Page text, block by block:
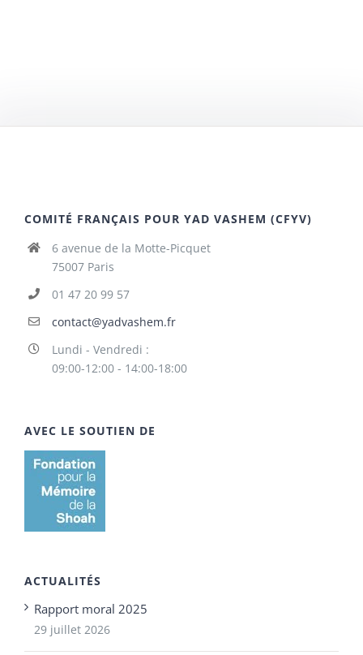
COMITÉ FRANÇAIS POUR YAD VASHEM (CFYV)
6 avenue de la Motte-Picquet
75007 Paris
01 47 20 99 57
contact@yadvashem.fr
Lundi - Vendredi :
09:00-12:00 - 14:00-18:00
AVEC LE SOUTIEN DE
ACTUALITÉS
Rapport moral 2025
29 juillet 2026